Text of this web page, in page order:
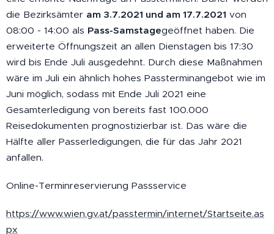
die Bezirksämter am 3.7.2021 und am 17.7.2021 von
08:00 - 14:00 als Pass-Samstagegeöffnet haben. Die
erweiterte Öffnungszeit an allen Dienstagen bis 17:30
wird bis Ende Juli ausgedehnt. Durch diese Maßnahmen
wäre im Juli ein ähnlich hohes Passterminangebot wie im
Juni möglich, sodass mit Ende Juli 2021 eine
Gesamterledigung von bereits fast 100.000
Reisedokumenten prognostizierbar ist. Das wäre die
Hälfte aller Passerledigungen, die für das Jahr 2021
anfallen.
Online-Terminreservierung Passservice
https://www.wien.gv.at/passtermin/internet/Startseite.as
px